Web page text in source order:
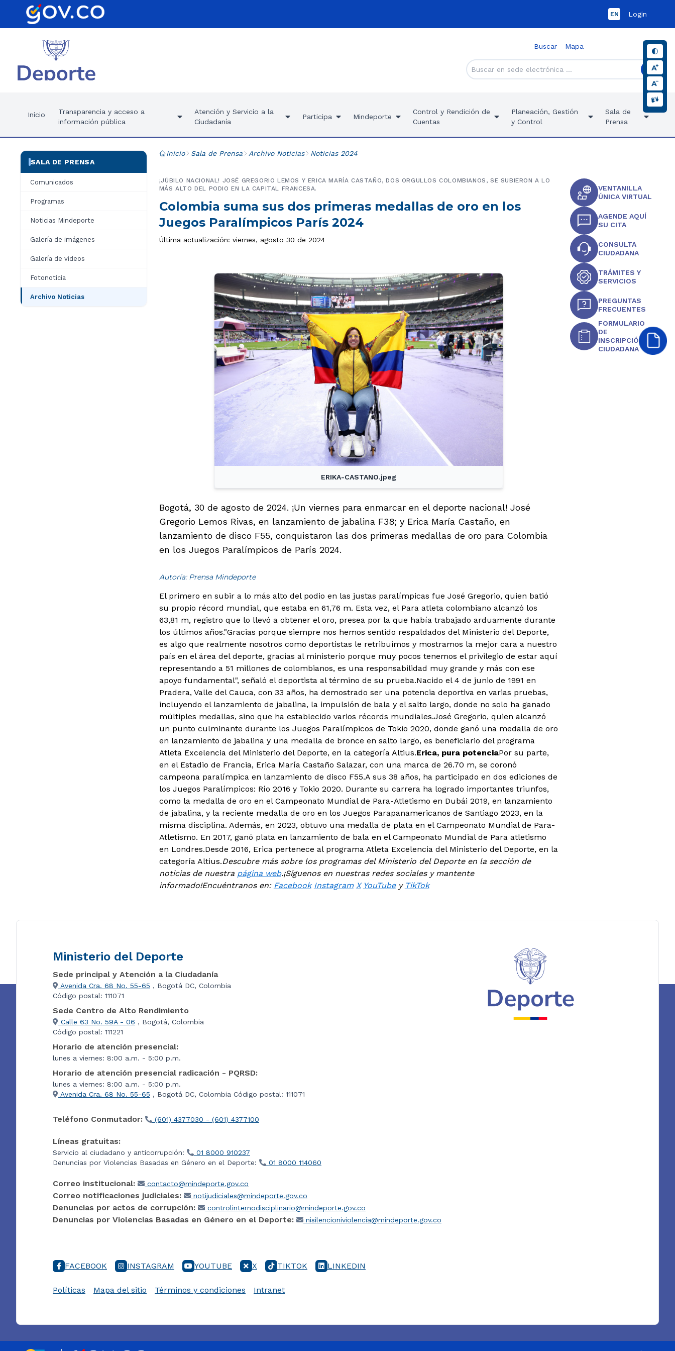
EN Login
Buscar Mapa
Inicio
Transparencia y acceso a
información pública
Atención y Servicio a la
Ciudadanía
Participa Mindeporte
Control y Rendición de
Cuentas
Planeación, Gestión
y Control
Sala de
Prensa
SALA DE PRENSA
Comunicados
Programas
Noticias Mindeporte
Galería de imágenes
Galería de videos
Fotonoticia
Archivo Noticias
Inicio Sala de Prensa Archivo Noticias Noticias 2024
Colombia suma sus dos primeras medallas de oro en los
Juegos Paralímpicos París 2024
¡JÚBILO NACIONAL! JOSÉ GREGORIO LEMOS Y ERICA MARÍA CASTAÑO, DOS ORGULLOS COLOMBIANOS, SE SUBIERON A LO
MÁS ALTO DEL PODIO EN LA CAPITAL FRANCESA.
Última actualización: viernes, agosto 30 de 2024
ERIKA-CASTANO.jpeg
Bogotá, 30 de agosto de 2024. ¡Un viernes para enmarcar en el deporte nacional! José
Gregorio Lemos Rivas, en lanzamiento de jabalina F38; y Erica María Castaño, en
lanzamiento de disco F55, conquistaron las dos primeras medallas de oro para Colombia
en los Juegos Paralímpicos de París 2024.
Autoría: Prensa Mindeporte
El primero en subir a lo más alto del podio en las justas paralímpicas fue José Gregorio, quien batió
su propio récord mundial, que estaba en 61,76 m. Esta vez, el Para atleta colombiano alcanzó los
63,81 m, registro que lo llevó a obtener el oro, presea por la que había trabajado arduamente durante
los últimos años."Gracias porque siempre nos hemos sentido respaldados del Ministerio del Deporte,
es algo que realmente nosotros como deportistas le retribuimos y mostramos la mejor cara a nuestro
país en el área del deporte, gracias al ministerio porque muy pocos tenemos el privilegio de estar aquí
representando a 51 millones de colombianos, es una responsabilidad muy grande y más con ese
apoyo fundamental", señaló el deportista al término de su prueba.Nacido el 4 de junio de 1991 en
Pradera, Valle del Cauca, con 33 años, ha demostrado ser una potencia deportiva en varias pruebas,
incluyendo el lanzamiento de jabalina, la impulsión de bala y el salto largo, donde no solo ha ganado
múltiples medallas, sino que ha establecido varios récords mundiales.José Gregorio, quien alcanzó
un punto culminante durante los Juegos Paralímpicos de Tokio 2020, donde ganó una medalla de oro
en lanzamiento de jabalina y una medalla de bronce en salto largo, es beneficiario del programa
Atleta Excelencia del Ministerio del Deporte, en la categoría Altius.Erica, pura potenciaPor su parte,
en el Estadio de Francia, Erica María Castaño Salazar, con una marca de 26.70 m, se coronó
campeona paralímpica en lanzamiento de disco F55.A sus 38 años, ha participado en dos ediciones de
los Juegos Paralímpicos: Río 2016 y Tokio 2020. Durante su carrera ha logrado importantes triunfos,
como la medalla de oro en el Campeonato Mundial de Para-Atletismo en Dubái 2019, en lanzamiento
de jabalina, y la reciente medalla de oro en los Juegos Parapanamericanos de Santiago 2023, en la
misma disciplina. Además, en 2023, obtuvo una medalla de plata en el Campeonato Mundial de Para-
Atletismo. En 2017, ganó plata en lanzamiento de bala en el Campeonato Mundial de Para atletismo
en Londres.Desde 2016, Erica pertenece al programa Atleta Excelencia del Ministerio del Deporte, en la
categoría Altius.Descubre más sobre los programas del Ministerio del Deporte en la sección de
noticias de nuestra página web.¡Síguenos en nuestras redes sociales y mantente
informado!Encuéntranos en: Facebook Instagram X YouTubey TikTok
VENTANILLA
ÚNICA VIRTUAL
AGENDE AQUÍ
SU CITA
CONSULTA
CIUDADANA
TRÁMITES Y
SERVICIOS
PREGUNTAS
FRECUENTES
FORMULARIO
DE
INSCRIPCIÓN
CIUDADANA
Ministerio del Deporte
Sede principal y Atención a la Ciudadanía
Avenida Cra. 68 No. 55-65 , Bogotá DC, Colombia
Código postal: 111071
Sede Centro de Alto Rendimiento
Calle 63 No. 59A - 06 , Bogotá, Colombia
Código postal: 111221
Horario de atención presencial:
lunes a viernes: 8:00 a.m. - 5:00 p.m.
Horario de atención presencial radicación - PQRSD:
lunes a viernes: 8:00 a.m. - 5:00 p.m.
Avenida Cra. 68 No. 55-65 , Bogotá DC, Colombia Código postal: 111071
Teléfono Conmutador: (601) 4377030 - (601) 4377100
Líneas gratuitas:
Servicio al ciudadano y anticorrupción:
01 8000 910237
Denuncias por Violencias Basadas en Género en el Deporte:
01 8000 114060
Correo institucional: contacto@mindeporte.gov.co
Correo notificaciones judiciales: notijudiciales@mindeporte.gov.co
Denuncias por actos de corrupción: controlinternodisciplinario@mindeporte.gov.co
Denuncias por Violencias Basadas en Género en el Deporte: nisilencioniviolencia@mindeporte.gov.co
FACEBOOK INSTAGRAM YOUTUBE X TIKTOK LINKEDIN
Políticas Mapa del sitio Términos y condiciones Intranet